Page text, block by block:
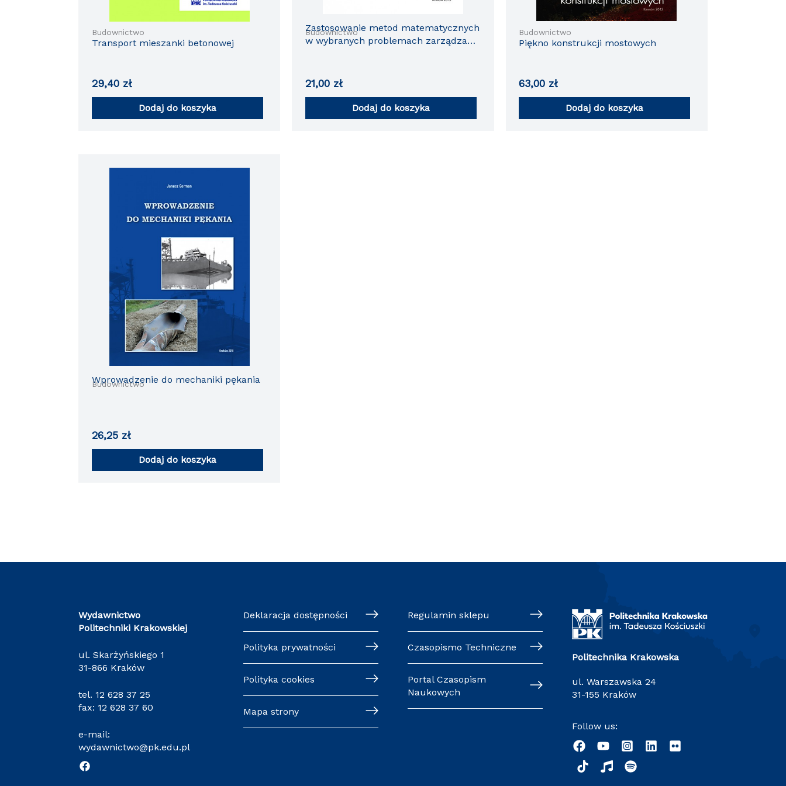
Budownictwo
Transport mieszanki betonowej
29,40 zł
Dodaj do koszyka
Budownictwo
Zastosowanie metod matematycznych
w wybranych problemach zarządzania
21,00 zł
Dodaj do koszyka
Budownictwo
Piękno konstrukcji mostowych
63,00 zł
Dodaj do koszyka
Budownictwo
Wprowadzenie do mechaniki pękania
26,25 zł
Dodaj do koszyka
Wydawnictwo
Politechniki Krakowskiej
ul. Skarżyńskiego 1
31-866 Kraków
tel. 12 628 37 25
fax: 12 628 37 60
e-mail:
wydawnictwo@pk.edu.pl
Deklaracja dostępności
Polityka prywatności
Polityka cookies
Mapa strony
Regulamin sklepu
Czasopismo Techniczne
Portal Czasopism
Naukowych
Politechnika Krakowska
ul. Warszawska 24
31-155 Kraków
Follow us: